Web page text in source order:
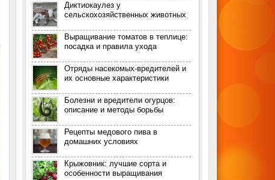
Диктиокаулез у
сельскохозяйственных животных
Выращивание томатов в теплице:
посадка и правила ухода
Отряды насекомых-вредителей и
их основные характеристики
Болезни и вредители огурцов:
описание и методы борьбы
Рецепты медового пива в
домашних условиях
Крыжовник: лучшие сорта и
особенности выращивания